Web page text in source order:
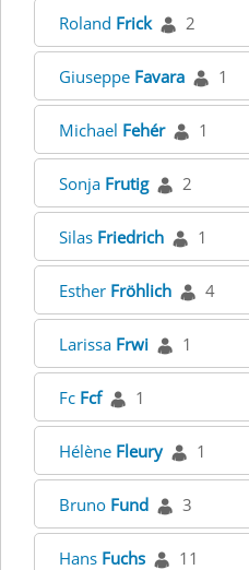
Roland Frick 2
Giuseppe Favara 1
Michael Fehér 1
Sonja Frutig 2
Silas Friedrich 1
Esther Fröhlich 4
Larissa Frwi 1
Fc Fcf 1
Hélène Fleury 1
Bruno Fund 3
Hans Fuchs 11